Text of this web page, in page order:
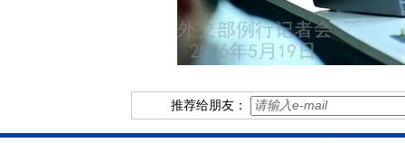
推荐给朋友：